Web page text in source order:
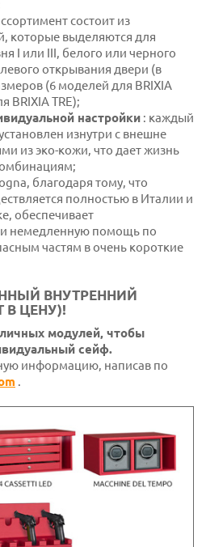
состоит из
которые выделяются для
I или III, белого или черного
открывания двери (в
(6 моделей для BRIXIA
BRIXIA TRE);
настройки : каждый
изнутри с внешне
из эко-кожи, что дает жизнь
благодаря тому, что
полностью в Италии и
обеспечивает
и немедленную помощь по
частям в очень короткие
ВНУТРЕННИЙ
В ЦЕНУ)!
модулей, чтобы
сейф.
информацию, написав по
.